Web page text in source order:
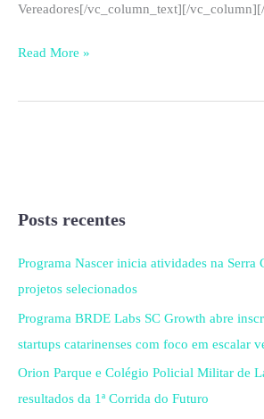
Vereadores[/vc_column_text][/
Read More »
Posts recentes
Programa Nascer inicia atividades na Serra
projetos selecionados
Programa BRDE Labs SC Growth abre
startups catarinenses com foco em escalar
Orion Parque e Colégio Policial Militar de
resultados da 1ª Corrida do Futuro